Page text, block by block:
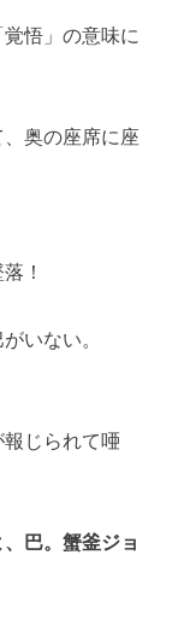
悟」の意味に
奥の座席に座
！
いない。
報じられて唖
巴。蟹釜ジョ